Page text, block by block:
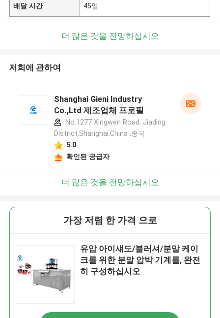
배달 시간 45일
더 많은 것을 전망하십시오
저희에 관하여
Shanghai Gieni Industry
Co.,Ltd 제조업체 프로필
No.1277 Xingwen Road, Jiading
District,Shanghai,China ,중국
5.0
확인된 공급자
더 많은 것을 전망하십시오
가장 저렴 한 가격 으로
유압 아이섀도/블러셔/분말 케이
크를 위한 분말 압박 기계를, 완전
히 구성하십시오